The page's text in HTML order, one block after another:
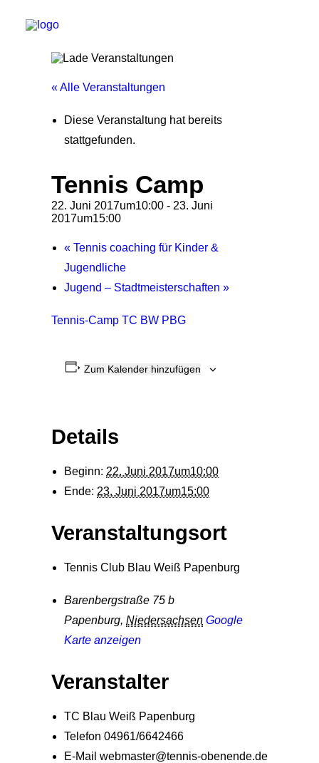
Der Verein
Tennisanlage & Clubheim
Kontakt
« Alle Veranstaltungen
Diese Veranstaltung hat bereits
stattgefunden.
Tennis Camp
22. Juni 2017um10:00 - 23. Juni
2017um15:00
« Tennis coaching für Kinder &
Jugendliche
Jugend – Stadtmeisterschaften »
Tennis-Camp TC BW PBG
Zum Kalender hinzufügen
Details
Beginn: 22. Juni 2017um10:00
Ende: 23. Juni 2017um15:00
Veranstaltungsort
Tennis Club Blau Weiß Papenburg
Barenbergstraße 75 b
Papenburg, Niedersachsen Google
Karte anzeigen
Veranstalter
TC Blau Weiß Papenburg
Telefon 04961/6642466
E-Mail webmaster@tennis-obenende.de